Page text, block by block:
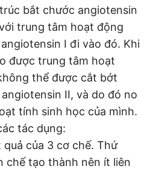
bắt chước angiotensin
trung tâm hoạt động
I đi vào đó. Khi
được trung tâm hoạt
thể được cắt bớt
II, và do đó no
tính sinh học của mình.
tác dụng:
của 3 cơ chế. Thứ
chế tạo thành nên ít liên